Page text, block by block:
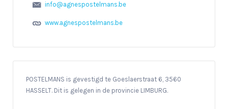
info@agnespostelmans.be
www.agnespostelmans.be
POSTELMANS is gevestigd te Goeslaerstraat 6, 3560
HASSELT. Dit is gelegen in de provincie LIMBURG.